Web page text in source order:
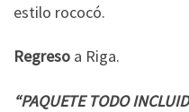
estilo rococó.
Regreso a Riga.
“PAQUETE TODO